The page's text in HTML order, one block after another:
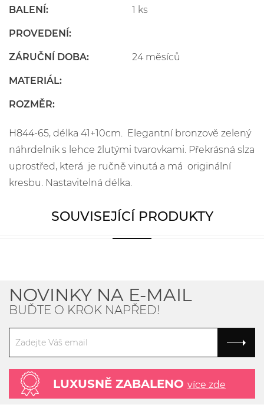
BALENÍ: 1 ks
PROVEDENÍ:
ZÁRUČNÍ DOBA: 24 měsíců
MATERIÁL:
ROZMĚR:
H844-65, délka 41+10cm. Elegantní bronzově zelený
náhrdelník s lehce žlutými tvarovkami. Překrásná slza
uprostřed, která je ručně vinutá a má originální
kresbu. Nastavitelná délka.
SOUVISEJÍCÍ PRODUKTY
NOVINKY NA E-MAIL
BUĎTE O KROK NAPŘED!
LUXUSNĚ ZABALENO více zde